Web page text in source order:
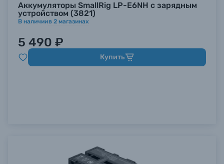
Аккумуляторы SmallRig LP-E6NH с зарядным
устройством (3821)
В наличиив 2 магазинах
5 490 ₽
Купить